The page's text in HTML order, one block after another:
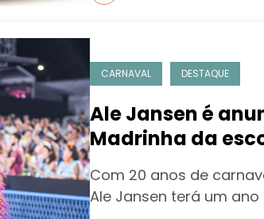
CARNAVAL DESTAQUE
Ale Jansen é
Madrinha da
Hora
Com 20 anos de
Ale Jansen terá um ano